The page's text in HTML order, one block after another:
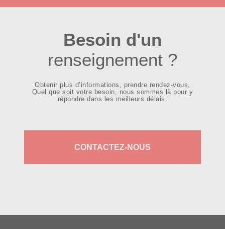
Besoin d'un
renseignement ?
Obtenir plus d’informations, prendre rendez-vous,
Quel que soit votre besoin, nous sommes là pour y
répondre dans les meilleurs délais.
CONTACTEZ-NOUS